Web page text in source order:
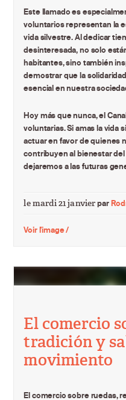
Este llamado es
voluntarios representan la
vida silvestre. Al dedicar
desinteresada, no solo
habitantes, sino también
demostrar que la
esencial en nuestra
Hoy más que nunca, el
voluntarias. Si amas la vida
actuar en favor de quienes
contribuyen al bienestar
dejaremos a las futuras
le mardi 21 janvierpar
Voir l'image /
El comercio
tradición y
movimiento
El comercio sobre ruedas,